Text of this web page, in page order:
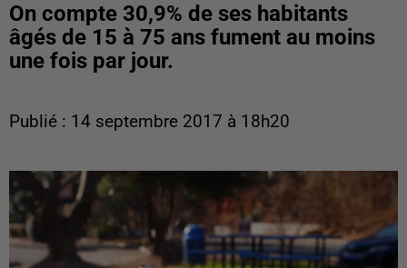
On compte 30,9% de ses habitants
âgés de 15 à 75 ans fument au moins
une fois par jour.
Publié : 14 septembre 2017 à 18h20